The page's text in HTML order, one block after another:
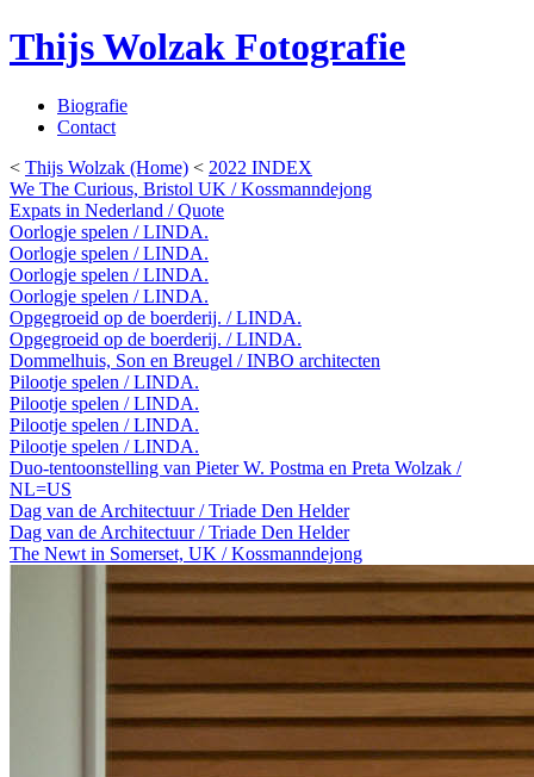
Thijs Wolzak Fotografie
Biografie
Contact
< Thijs Wolzak (Home) < 2022 INDEX
We The Curious, Bristol UK / Kossmanndejong
Expats in Nederland / Quote
Oorlogje spelen / LINDA.
Oorlogje spelen / LINDA.
Oorlogje spelen / LINDA.
Oorlogje spelen / LINDA.
Opgegroeid op de boerderij. / LINDA.
Opgegroeid op de boerderij. / LINDA.
Dommelhuis, Son en Breugel / INBO architecten
Pilootje spelen / LINDA.
Pilootje spelen / LINDA.
Pilootje spelen / LINDA.
Pilootje spelen / LINDA.
Duo-tentoonstelling van Pieter W. Postma en Preta Wolzak /
NL=US
Dag van de Architectuur / Triade Den Helder
Dag van de Architectuur / Triade Den Helder
The Newt in Somerset, UK / Kossmanndejong